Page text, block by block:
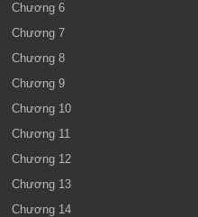
Chương 6
Chương 7
Chương 8
Chương 9
Chương 10
Chương 11
Chương 12
Chương 13
Chương 14